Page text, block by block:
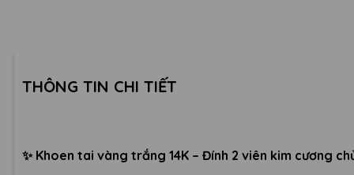
THÔNG TIN CHI TIẾT
✨ Khoen tai vàng trắng 14K – Đính 2 viên kim cương